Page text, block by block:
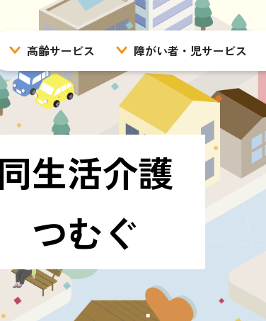
高齢サービス
特別養護老人ホーム・短期入所 地域密着
ケアプランセンター
矢田地域包括支援セ
障がい者・児サービス
地域活動支援センター 計画相談・地域
生活訓練
生活介護(生産活動型)
就労
放課後等デイサービスジェニー
放課後等
グループホーム(認知症対応型共同生活介護)
グループホーム・ショートステイ・自立支援援
生活介護
つむぐ